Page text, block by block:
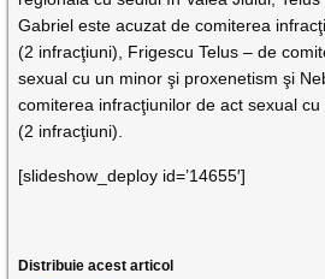
Gabriel este acuzat de comiterea
(2 infracţiuni), Frigescu Telus – de
sexual cu un minor şi proxenetism şi
comiterea infracţiunilor de act sexual cu
(2 infracţiuni).
[slideshow_deploy id=’14655′]
Distribuie acest articol